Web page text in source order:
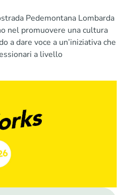
Pedemontana Lombarda
nel promuovere una cultura
a dare voce a un’iniziativa che
a livello